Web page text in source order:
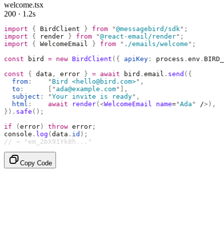
welcome.tsx
200 · 1.2s
import { BirdClient } from "@messagebird/sdk" ;
import { render } from "@react-email/render" ;
import { WelcomeEmail } from " ./emails/welcome " ;
const bird = new BirdClient ({ apiKey : process . env .
const { data , error } = await bird . email . send ({
  from
:
    "
Bird <hello@bird.com>" ,
  to
: " ada@example.com"
],
  subject
: "Your invite is ready" ,
  html
:
    await
render(<WelcomeEmail name="Ada " />),
}). safe ();
if ( error ) throw error ;
console . log ( data . id );
// → "em_2bX91Yk8h..."
Copy Code